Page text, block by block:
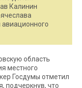
Калинин
авиационного
область
местного
Госдумы отметил
подчеркнув, что